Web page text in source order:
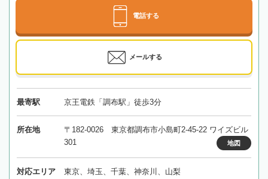
電話する
メールする
最寄駅 京王電鉄「調布駅」徒歩3分
所在地
〒182-0026 東京都調布市小島町2-45-22 ワイズビル
301
地図
対応エリア 東京、埼玉、千葉、神奈川、山梨